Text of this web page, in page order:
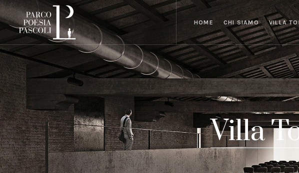
HOME CHI SIAMO VILLA
Villa